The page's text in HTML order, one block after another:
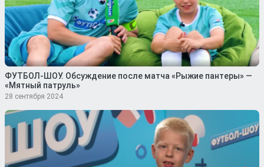
ФУТБОЛ-ШОУ. Обсуждение после матча «Рыжие пантеры» —
«Мятный патруль»
28 сентября 2024